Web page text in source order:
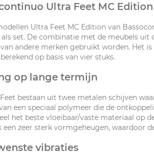
Ultra Feet MC Edition
Ultra Feet MC Edition van
set. De combinatie met de meubels
andere merken gebruikt worden. Het
op basis van vier stuks.
op lange termijn
bestaan uit twee metalen schijven
een speciaal polymeer die de
het beste vloeibaar/vaste materiaal op
een zeer sterk vormgeheugen, waardoor
vibraties